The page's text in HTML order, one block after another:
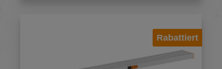
Rabattiert